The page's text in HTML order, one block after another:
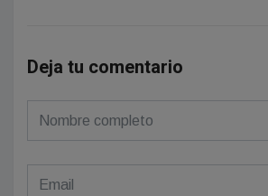
Deja tu comentario